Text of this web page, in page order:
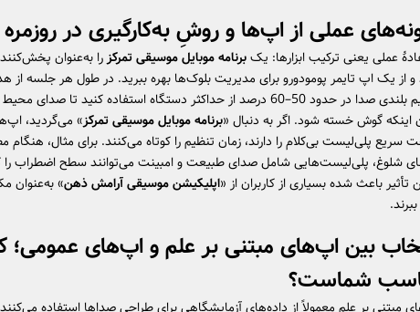
عملی از اپ‌ها و روشِ به‌کارگیری در روزمره
عملی یعنی ترکیب ابزارها: یکبرنامه موبایل موسیقی تمرکز را به‌عنوان
و از یک اپ تایمر پومودورو برای مدیریت بلوک‌ها بهره ببرید. در طول هر جلسه از
تنظیم بلندی صدا در حدود 50–60 درصد از حداکثر دستگاه استفاده کنید تا
اینکه گوش خسته شود. اگر به دنبال «برنامه موبایل موسیقی تمرکز» می‌گردید،
سریع پلی‌لیست بی‌کلام را دارند، زمان تنظیم را کوتاه می‌کنند. برای مثال، هنگام
شلوغ، پلی‌لیست‌هایی شامل صدای طبیعت و امبینت می‌توانند سطح اضطراب
تأثیر باعث شده بسیاری از کاربران از «اپلیکیشن موسیقی آرامش ذهن» به‌عنوان
بین اپ‌های مبتنی بر علم و اپ‌های
شماست؟
مبتنی بر علم معمولاً از داده‌های آزمایشگاهی برای طراحی صداها استفاده